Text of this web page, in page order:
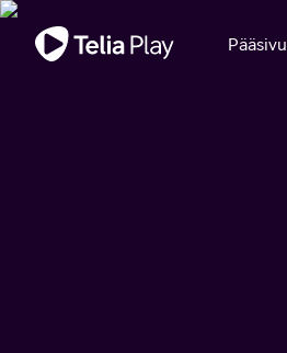
Tärkeä viesti
Pääsivu